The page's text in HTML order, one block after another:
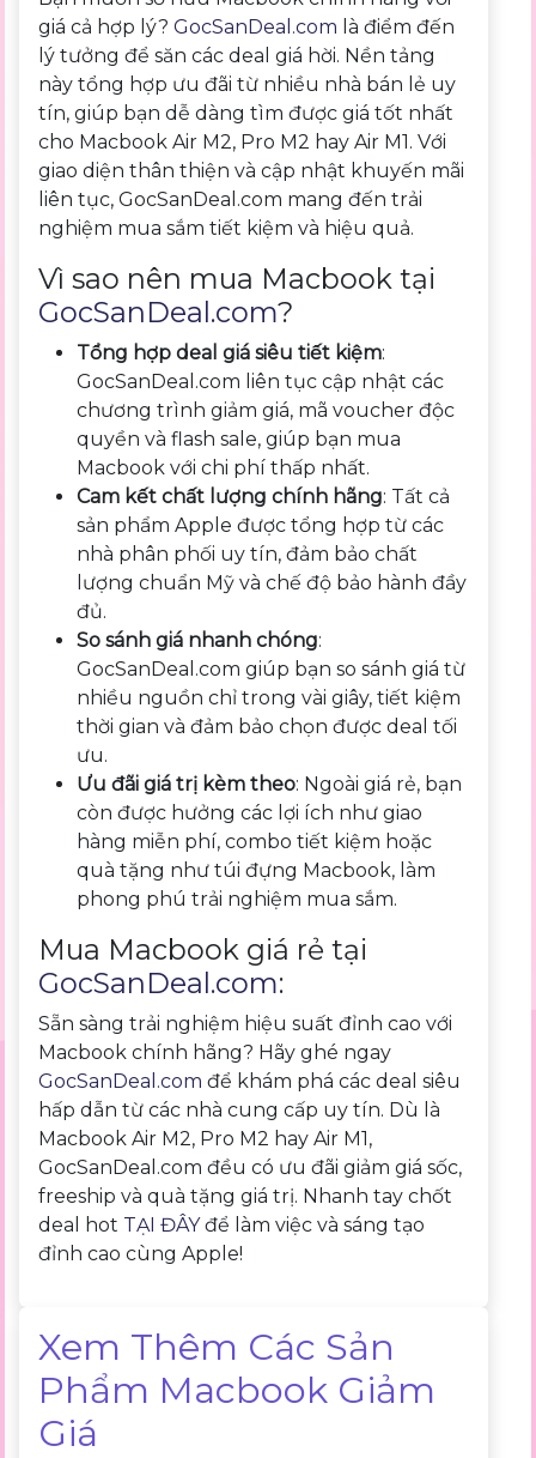
giá cả hợp lý?GocSanDeal.com là điểm đến
lý tưởng để săn các deal giá hời. Nền tảng
này tổng hợp ưu đãi từ nhiều nhà bán lẻ uy
tín, giúp bạn dễ dàng tìm được giá tốt nhất
cho Macbook Air M2, Pro M2 hay Air M1. Với
giao diện thân thiện và cập nhật khuyến mãi
liên tục, GocSanDeal.com mang đến trải
nghiệm mua sắm tiết kiệm và hiệu quả.
Vì sao nên mua Macbook tại
GocSanDeal.com?
Tổng hợp deal giá siêu tiết kiệm:
GocSanDeal.com liên tục cập nhật các
chương trình giảm giá, mã voucher độc
quyền và flash sale, giúp bạn mua
Macbook với chi phí thấp nhất.
Cam kết chất lượng chính hãng: Tất cả
sản phẩm Apple được tổng hợp từ các
nhà phân phối uy tín, đảm bảo chất
lượng chuẩn Mỹ và chế độ bảo hành đầy
đủ.
So sánh giá nhanh chóng:
GocSanDeal.com giúp bạn so sánh giá từ
nhiều nguồn chỉ trong vài giây, tiết kiệm
thời gian và đảm bảo chọn được deal tối
ưu.
Ưu đãi giá trị kèm theo: Ngoài giá rẻ, bạn
còn được hưởng các lợi ích như giao
hàng miễn phí, combo tiết kiệm hoặc
quà tặng như túi đựng Macbook, làm
phong phú trải nghiệm mua sắm.
Mua Macbook giá rẻ tại
GocSanDeal.com:
Sẵn sàng trải nghiệm hiệu suất đỉnh cao với
Macbook chính hãng? Hãy ghé ngay
GocSanDeal.com để khám phá các deal siêu
hấp dẫn từ các nhà cung cấp uy tín. Dù là
Macbook Air M2, Pro M2 hay Air M1,
GocSanDeal.com đều có ưu đãi giảm giá sốc,
freeship và quà tặng giá trị. Nhanh tay chốt
deal hot TẠI ĐÂYđể làm việc và sáng tạo
đỉnh cao cùng Apple!
Xem Thêm Các Sản
Phẩm Macbook Giảm
Giá